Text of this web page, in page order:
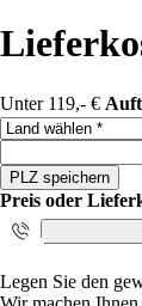
Unter 119,- €
Land auswählen
PLZ speichern
Preis oder
Legen Sie den